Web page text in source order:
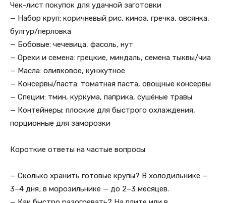
Чек-лист покупок для удачной заготовки
— Набор круп: коричневый рис, киноа, гречка, овсянка,
булгур/перловка
— Бобовые: чечевица, фасоль, нут
— Орехи и семена: грецкие, миндаль, семена тыквы/чиа
— Масла: оливковое, кунжутное
— Консервы/паста: томатная паста, овощные консервы
— Специи: тмин, куркума, паприка, сушёные травы
— Контейнеры: плоские для быстрого охлаждения,
порционные для заморозки
Короткие ответы на частые вопросы
— Сколько хранить готовые крупы? В холодильнике —
3–4 дня; в морозильнике — до 2–3 месяцев.